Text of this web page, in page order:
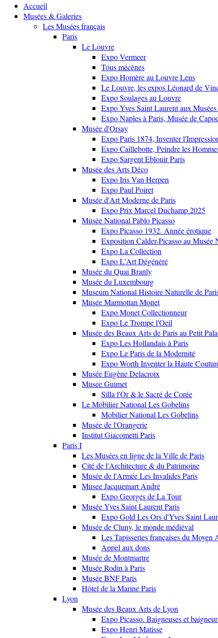
Accueil
Musées & Galeries
Les Musées français
Paris
Le Louvre
Expo Vermeer
Tous mécènes
Expo Homère au Louvre Lens
Le Louvre, les expos Léonard de
Expo Soulages au Louvre
Expo Yves Saint Laurent aux
Expo Naples à Paris, Musée de
Musée d'Orsay
Expo Paris 1874, Inventer
Expo Caillebotte, Peindre les
Expo Sargent Eblouir Paris
Musée des Arts Déco
Expo Iris Van Herpen
Expo Paul Poiret
Musée d'Art Moderne de Paris
Expo Prix Marcel Duchamp 2025
Musée National Pablo Picasso
Expo Picasso 1932. Année érotique
Exposition Calder-Picasso au Musée
Expo La Collection
Expo L'Art Dégénéré
Musée du Quai Branly
Musée du Luxembourg
Museum National Histoire Naturelle de
Musée Marmottan Monet
Expo Monet Collectionneur
Expo Le Trompe l'Oeil
Musée des Beaux Arts de Paris au Petit
Expo Les Hollandais à Paris
Expo Le Paris de la Modernité
Expo Worth Inventer la Haute
Musée Eugène Delacroix
Musee Guimet
Silla l'Or & le Sacré de Corée
Le Mobilier National Les Gobelins
Mobilier National Les Gobelins
Musée de l'Orangerie
Institut Giacometti Paris
Paris I
Les Musées en ligne de la Ville de Paris
Cité de l'Architecture & du Patrimoine
Musée de l'Armée Les Invalides Paris
Musee Jacquemart André
Expo Georges de La Tour
Musée Yves Saint Laurent Paris
Expo Gold Les Ors d'Yves Saint
Musée de Cluny, le monde médiéval
Les Tapisseries françaises du Moyen
Appel aux dons
Musée de Montmartre
Musée Rodin à Paris
Musée BNF Paris
Hôtel de la Marine Paris
Lyon
Musée des Beaux Arts de Lyon
Expo Picasso. Baigneuses et
Expo Henri Matisse